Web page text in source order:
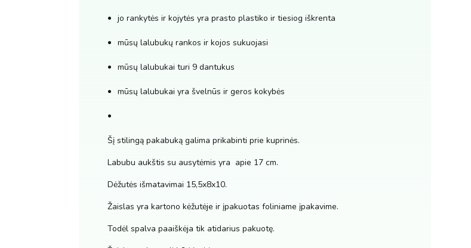
jo rankytės ir kojytės yra prasto plastiko ir tiesiog iškrenta
mūsų lalubukų rankos ir kojos sukuojasi
mūsų lalubukai turi 9 dantukus
mūsų lalubukai yra švelnūs ir geros kokybės
Šį stilingą pakabuką galima prikabinti prie kuprinės.
Labubu aukštis su ausytėmis yra apie 17 cm.
Dėžutės išmatavimai 15,5x8x10.
Žaislas yra kartono kėžutėje ir įpakuotas foliniame įpakavime.
Todėl spalva paaiškėja tik atidarius pakuotę.